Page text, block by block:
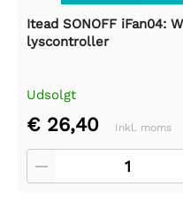
Itead SONOFF iFan04:
lyscontroller
Udsolgt
€ 26,40 Inkl. moms